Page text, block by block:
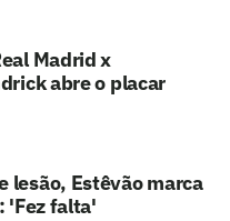
Madrid x
abre o placar
lesão, Estêvão marca
'Fez falta'